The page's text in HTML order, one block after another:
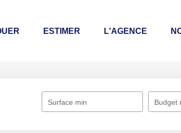
ESTIMER L'AGENCE
Surface min Budget